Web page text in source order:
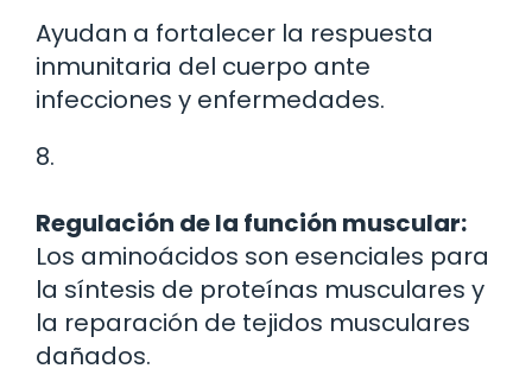
Ayudan a fortalecer la respuesta
inmunitaria del cuerpo ante
infecciones y enfermedades.
8.
Regulación de la función muscular:
Los aminoácidos son esenciales para
la síntesis de proteínas musculares y
la reparación de tejidos musculares
dañados.